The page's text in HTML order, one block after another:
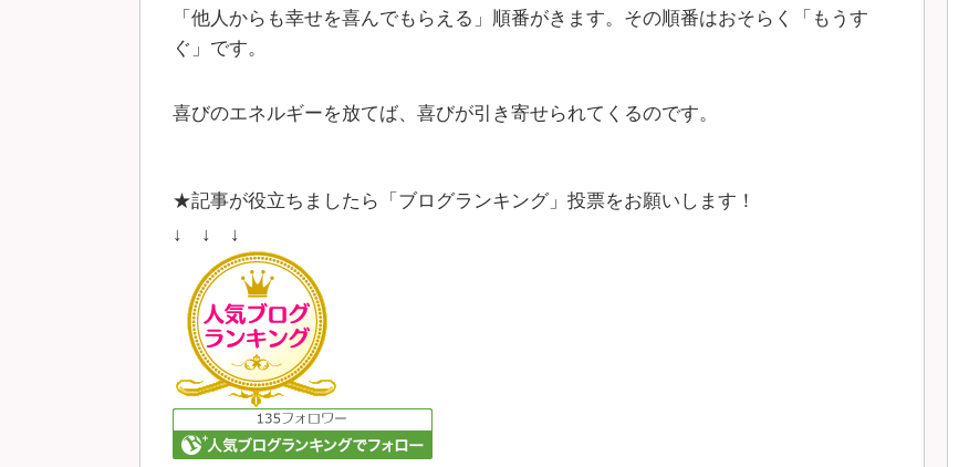
「他人からも幸せを喜んでもらえる」順番がきます。その順番はおそらく「もうす
ぐ」です。
喜びのエネルギーを放てば、喜びが引き寄せられてくるのです。
★記事が役立ちましたら「ブログランキング」投票をお願いします！
↓ ↓ ↓